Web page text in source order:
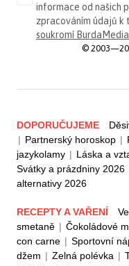
informace od našich
zpracováním údajů k
soukromí BurdaMedia
©
DOPORUČUJEME
| Partnerský horoskop |
jazykolamy | Láska a
Svátky a prázdniny 2026
alternativy 2026
RECEPTY A VAŘENÍ
smetaně | Čokoládové
con carne | Sportovní
džem | Zelná polévka |